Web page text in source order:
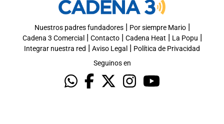
Nuestros padres fundadores| Por siempre Mario|
Cadena 3 Comercial | Contacto| Cadena Heat | La Popu |
Integrar nuestra red | Aviso Legal | Política de Privacidad
Seguinos en